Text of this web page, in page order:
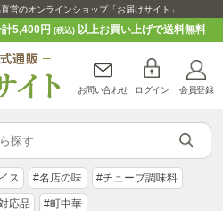
営のオンラインショップ「お届けサイト」
5,400円 (税込)以上お買い上げで送料無料
お問い合わせ ログイン 会員登録
ス #名店の味 #チューブ調味料
応品 #町中華